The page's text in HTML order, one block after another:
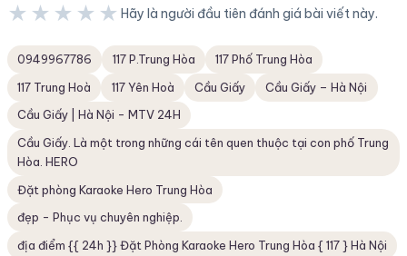
★★★★★ Hãy là người đầu tiên đánh giá bài viết này.
0949967786 117 P.Trung Hòa
117 Phố Trung Hòa
117 Trung Hoà
117 Yên Hoà Cầu Giấy
Cầu Giấy – Hà Nội
Cầu Giấy | Hà Nội - MTV 24H
Cầu Giấy. Là một trong những cái tên quen thuộc tại con phố Trung
Hòa. HERO
Đặt phòng Karaoke Hero Trung Hòa
đẹp - Phục vụ chuyên nghiệp.
địa điểm {{ 24h }} Đặt Phòng Karaoke Hero Trung Hòa { 117 } Hà Nội